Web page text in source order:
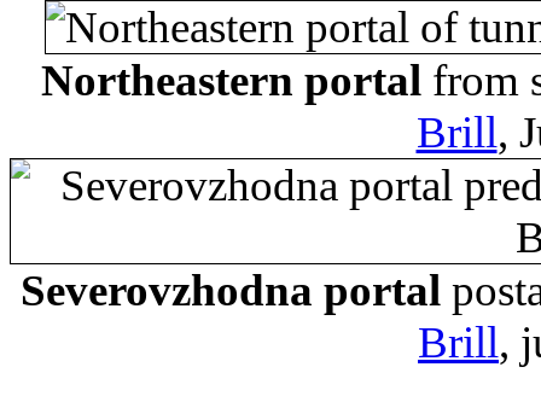
Northeastern portal from
Brill,
Severovzhodna portal
Brill,